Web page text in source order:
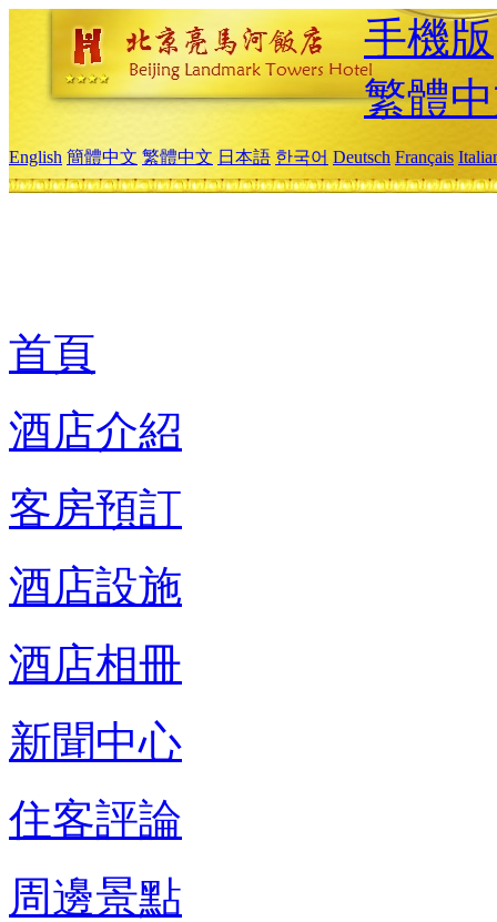
手機版
繁體
English 簡體中文 繁體中文 日本語 한국어 Deutsch Français
首頁
酒店介紹
客房預訂
酒店設施
酒店相冊
新聞中心
住客評論
周邊景點